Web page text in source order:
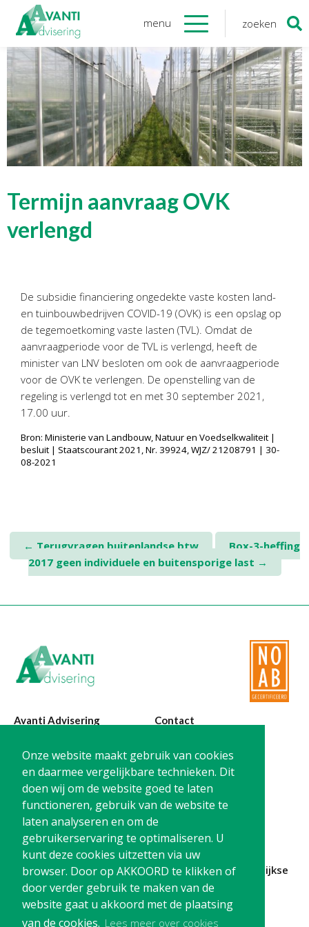
Onze website maakt gebruik van cookies
en daarmee vergelijkbare technieken. Dit
doen wij om de website goed te laten
functioneren, gebruik van de website te
laten analyseren en om de
gebruikerservaring te optimaliseren. U
kunt deze cookies uitzetten via uw
browser. Door op AKKOORD te klikken of
door verder gebruik te maken van de
website gaat u akkoord met de plaatsing
van de cookies. Lees meer over cookies
menu zoeken
Organisatie
Onze medewerkers
NOAB gecertificeerd
Algemene verordening
gegevensbescherming
Sponsoring
Onze diensten
Tijdelijk financieel personeel
Personeel & Organisatie
Bedrijfseconomisch advies
Belastingadvies Purmerend
Online boekhouden
Nieuws&
Nieuwsbrief
Nieuwsoverzicht
Contact
BaseCone – Facturen
Visionplanner – Rapportage
Klantenportaal – Online dossiers
Nextens-Accorderen aangiften
Zoeken
naar:
Termijn aanvraag OVK
verlengd
De subsidie financiering ongedekte vaste kosten land-
en tuinbouwbedrijven COVID-19 (OVK) is een opslag op
de tegemoetkoming vaste lasten (TVL). Omdat de
aanvraagperiode voor de TVL is verlengd, heeft de
minister van LNV besloten om ook de aanvraagperiode
voor de OVK te verlengen. De openstelling van de
regeling is verlengd tot en met 30 september 2021,
17.00 uur.
Bron: Ministerie van Landbouw, Natuur en Voedselkwaliteit |
besluit | Staatscourant 2021, Nr. 39924, WJZ/ 21208791 | 30-
08-2021
Post
navigation
← Terugvragen buitenlandse btw
Box-3-heffing
2017 geen individuele en buitensporige last →
Avanti Advisering
Poelstraat 4
1441 RR Purmerend
Contact
T: 0299-420870
@:
info@avanti-
advisering.nl
BTW: NL861212733B01
Blijf op de hoogte en schrijf je in voor onze maandelijkse
nieuwsbrief
Schrijf me in!